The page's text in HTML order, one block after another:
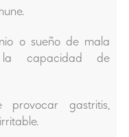
o sueño de mala
capacidad de
gastritis,